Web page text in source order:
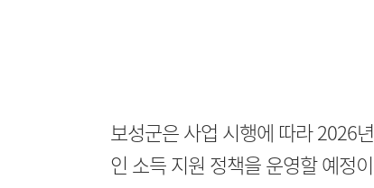
보성군은 사업 시행에 따라 2026
인 소득 지원 정책을 운영할 예정